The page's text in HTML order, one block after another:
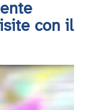
con il